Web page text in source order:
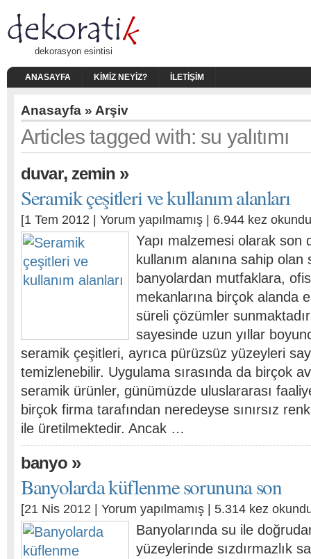
dekorasyon esintisi
ANASAYFA KIMIZ NEYIZ? İLETIŞIM
Anasayfa » Arşiv
Articles tagged with: su yalıtımı
duvar, zemin »
Seramik çeşitleri ve kullanım alanları
[1 Tem 2012 | Yorum yapılmamış | 6.944 kez
Yapı malzemesi olarak son
kullanım alanına sahip
banyolardan mutfaklara,
mekanlarına birçok alanda
süreli çözümler
sayesinde uzun yıllar
seramik çeşitleri, ayrıca pürüzsüz yüzeyleri
temizlenebilir. Uygulama sırasında da birçok
seramik ürünler, günümüzde uluslararası
birçok firma tarafından neredeyse sınırsız
ile üretilmektedir. Ancak …
banyo»
Banyolarda küflenme sorununa son
[21 Nis 2012 | Yorum yapılmamış | 5.314 kez
Banyolarında su ile
yüzeylerinde sızdırmazlık